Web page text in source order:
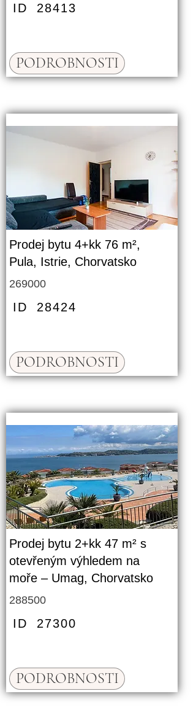
ID 28413
PODROBNOSTI
Prodej bytu 4+kk 76 m²,
Pula, Istrie, Chorvatsko
269000
ID 28424
PODROBNOSTI
Prodej bytu 2+kk 47 m² s
otevřeným výhledem na
moře – Umag, Chorvatsko
288500
ID 27300
PODROBNOSTI